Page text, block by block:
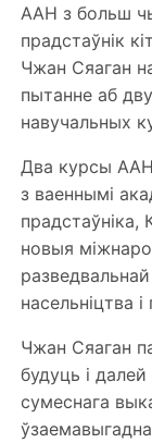
ААН з больш
прадстаўнік
Чжан Сяаган
пытанне аб
навучальных
Два курсы
з ваеннымі
прадстаўніка,
новыя
насельніцтва
Чжан Сяаган
будуць і
сумеснага